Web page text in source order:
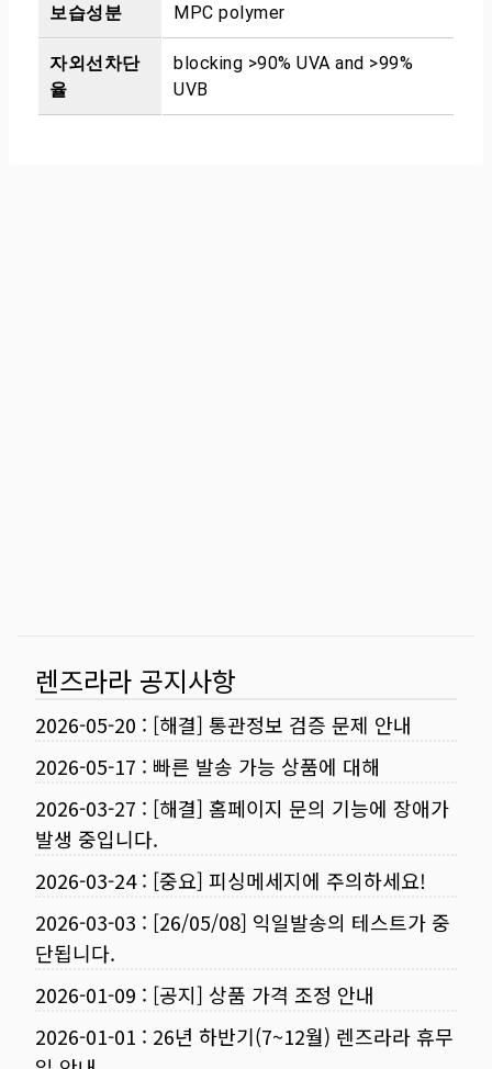
보습성분 MPC polymer
자외선차단
율
blocking >90% UVA and >99%
UVB
렌즈라라 공지사항
2026-05-20 : [해결] 통관정보 검증 문제 안내
2026-05-17 : 빠른 발송 가능 상품에 대해
2026-03-27 : [해결] 홈페이지 문의 기능에 장애가
발생 중입니다.
2026-03-24: [중요] 피싱메세지에 주의하세요!
2026-03-03 : [26/05/08] 익일발송의 테스트가 중
단됩니다.
2026-01-09 : [공지] 상품 가격 조정 안내
2026-01-01 : 26년 하반기(7~12월) 렌즈라라 휴무